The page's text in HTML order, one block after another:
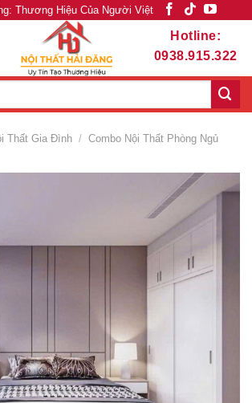
Thương Hiệu Của Người Việt
Hotline:
0938.915.322
Thất Gia Đình / Combo Nội Thất Phòng Ngủ